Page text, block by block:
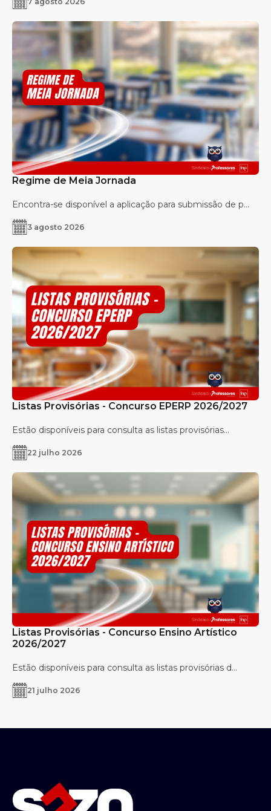
Regime de Meia Jornada
Encontra-se disponível a aplicação para submissão de p...
3 agosto 2026
Listas Provisórias - Concurso EPERP 2026/2027
Estão disponíveis para consulta as listas provisórias...
22 julho 2026
Listas Provisórias - Concurso Ensino Artístico
2026/2027
Estão disponíveis para consulta as listas provisórias d...
21 julho 2026